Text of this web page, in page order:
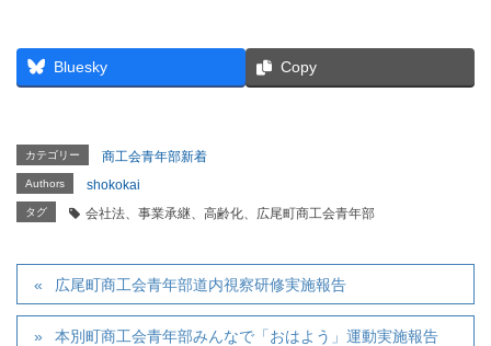
Bluesky Copy
カテゴリー 商工会青年部新着
Authors shokokai
タグ 会社法、事業承継、高齢化、広尾町商工会青年部
広尾町商工会青年部道内視察研修実施報告
本別町商工会青年部みんなで「おはよう」運動実施報告